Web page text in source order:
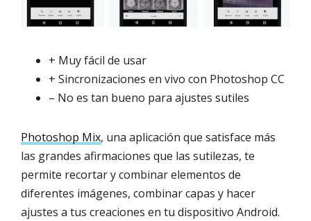
+ Muy fácil de usar
+ Sincronizaciones en vivo con Photoshop CC
– No es tan bueno para ajustes sutiles
Photoshop Mix, una aplicación que satisface más
las grandes afirmaciones que las sutilezas, te
permite recortar y combinar elementos de
diferentes imágenes, combinar capas y hacer
ajustes a tus creaciones en tu dispositivo Android.